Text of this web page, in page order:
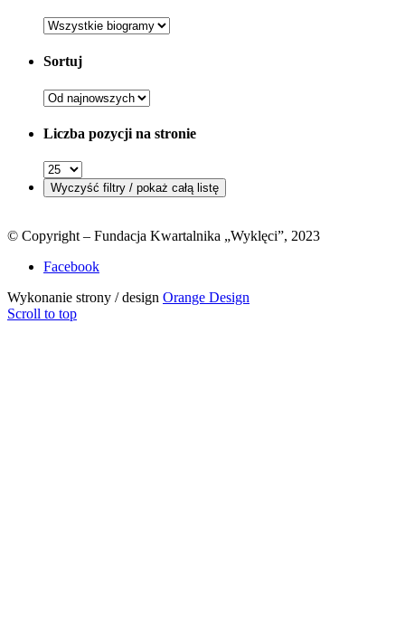
Sortuj
Liczba pozycji na stronie
© Copyright – Fundacja Kwartalnika „Wyklęci”, 2023
Facebook
Wykonanie strony / design Orange Design
Scroll to top